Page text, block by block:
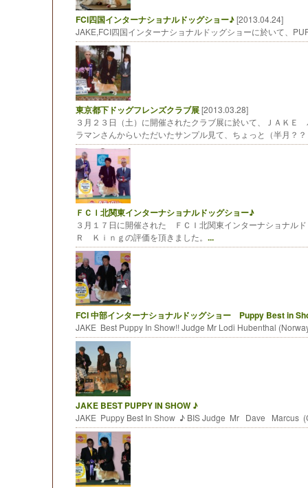
FCI四国インターナショナルドッグショー♪[2013.04.24]
JAKE,FCI四国インターナショナルドッグショーに於いて、
東京都下ドッグフレンズクラブ展[2013.03.28]
３月２３日（土）に開催されたクラブ展に於いて、ＪＡＫ
ラマンさんからいただいたサンプル見て、ちょっと（半月？
ＦＣＩ北関東インターナショナルドッグショー♪
３月１７日に開催された ＦＣＩ北関東インターナショナ
Ｒ Ｋｉｎｇの評価を頂きました。 ...
FCI 中部インターナショナルドッグショー Puppy Best in
JAKE Best Puppy In Show!! Judge Mr Lodi Hubenthal
JAKE BEST PUPPY IN SHOW ♪
JAKE Puppy Best In Show ♪ BIS Judge Mr Dave Marcus